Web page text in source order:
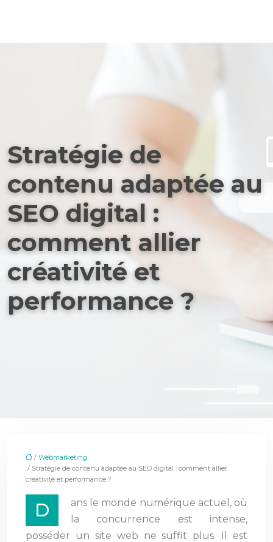
Stratégie de
contenu adaptée au
SEO digital :
comment allier
créativité et
performance ?
/ Webmarketing
/ Stratégie de contenu adaptée au SEO digital : comment allier
créativité et performance ?
D
ans le monde numérique actuel, où
la concurrence est intense,
posséder un site web ne suffit plus. Il est